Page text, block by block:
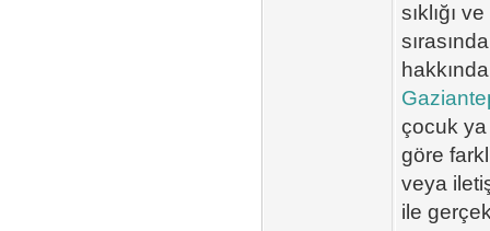
sıklığı
çocuk ya
göre
veya
ile